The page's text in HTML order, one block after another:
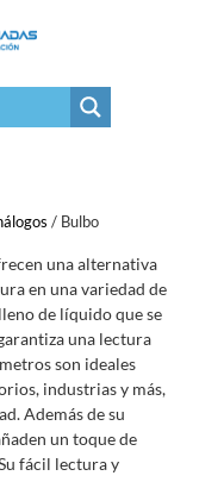
/ Bulbo
una alternativa
en una variedad de
de líquido que se
una lectura
son ideales
industrias y más,
Además de su
un toque de
fácil lectura y